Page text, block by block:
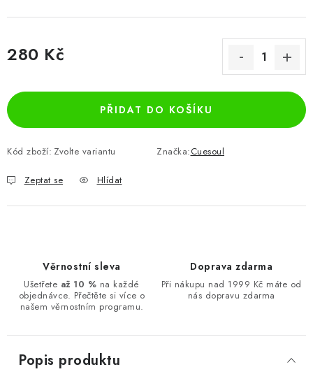
280 Kč
PŘIDAT DO KOŠÍKU
Kód zboží: Zvolte variantu Značka:Cuesoul
Zeptat se Hlídat
Věrnostní sleva
Ušetřete až 10 % na každé
objednávce. Přečtěte si více o
našem věrnostním programu.
Doprava zdarma
Při nákupu nad 1999 Kč máte od
nás dopravu zdarma
Popis produktu